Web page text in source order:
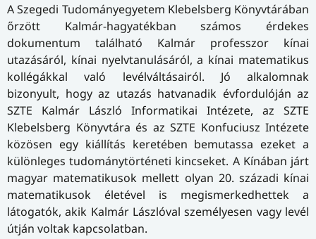
A Szegedi Tudományegyetem Klebelsberg Könyvtárában
őrzött Kalmár-hagyatékban számos érdekes
dokumentum található Kalmár professzor kínai
utazásáról, kínai nyelvtanulásáról, a kínai matematikus
kollégákkal való levélváltásairól. Jó alkalomnak
bizonyult, hogy az utazás hatvanadik évfordulóján az
SZTE Kalmár László Informatikai Intézete, az SZTE
Klebelsberg Könyvtára és az SZTE Konfuciusz Intézete
közösen egy kiállítás keretében bemutassa ezeket a
különleges tudománytörténeti kincseket. A Kínában járt
magyar matematikusok mellett olyan 20. századi kínai
matematikusok életével is megismerkedhettek a
látogatók, akik Kalmár Lászlóval személyesen vagy levél
útján voltak kapcsolatban.